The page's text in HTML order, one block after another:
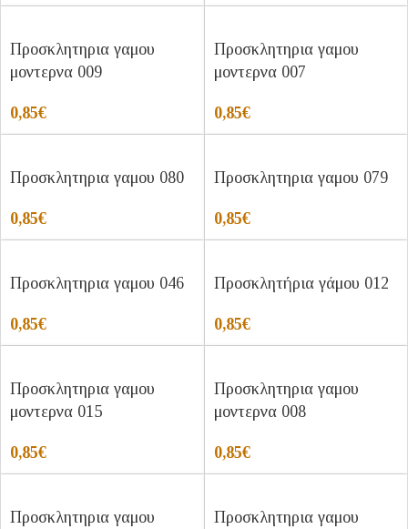
Προσκλητηρια γαμου
μοντερνα 009
0,85€
Προσκλητηρια γαμου
μοντερνα 007
0,85€
Προσκλητηρια γαμου 080
0,85€
Προσκλητηρια γαμου 079
0,85€
Προσκλητηρια γαμου 046
0,85€
Προσκλητήρια γάμου 012
0,85€
Προσκλητηρια γαμου
μοντερνα 015
0,85€
Προσκλητηρια γαμου
μοντερνα 008
0,85€
Προσκλητηρια γαμου
Προσκλητηρια γαμου